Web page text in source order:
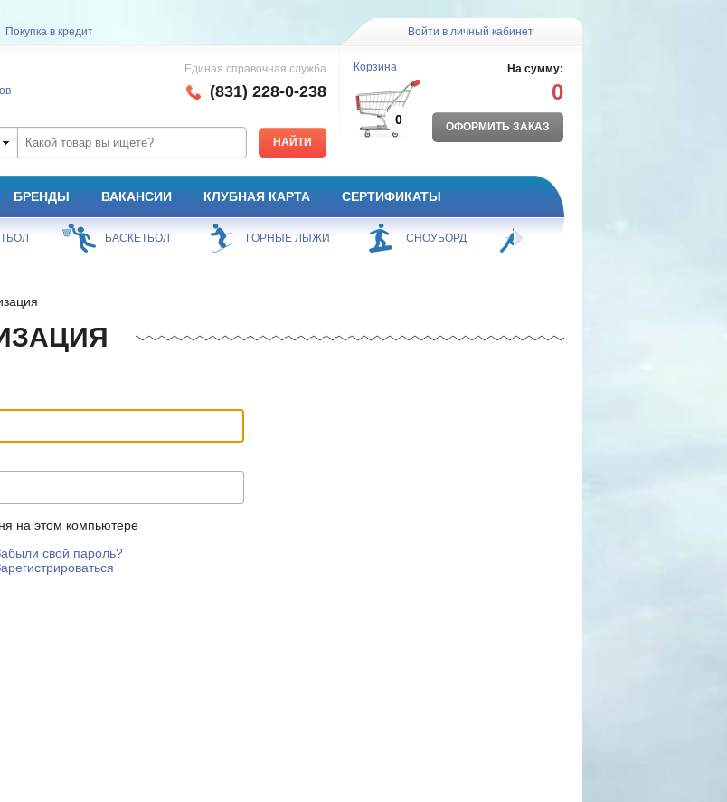
Покупка в кредит Войти в личный кабинет
Единая справочная служба
(831) 228-0-238
Корзина
0
На сумму:
0
ОФОРМИТЬ ЗАКАЗ
БРЕНДЫ ВАКАНСИИ КЛУБНАЯ КАРТА СЕРТИФИКАТЫ
БАСКЕТБОЛ ГОРНЫЕ ЛЫЖИ СНОУБОРД
на этом компьютере
свой пароль?